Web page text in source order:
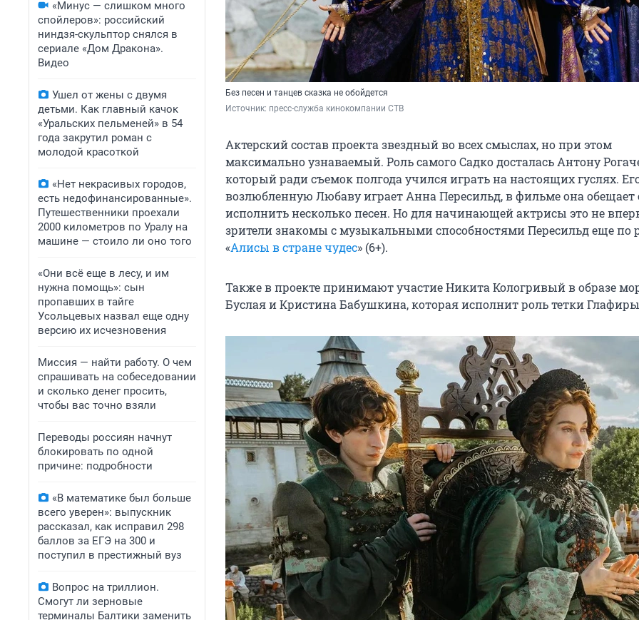
«Минус — слишком много
спойлеров»: российский
ниндзя-скульптор снялся в
сериале «Дом Дракона».
Видео
Ушел от жены с двумя
детьми. Как главный качок
«Уральских пельменей» в 54
года закрутил роман с
молодой красоткой
«Нет некрасивых городов,
есть недофинансированные».
Путешественники проехали
2000 километров по Уралу на
машине — стоило ли оно того
«Они всё еще в лесу, и им
нужна помощь»: сын
пропавших в тайге
Усольцевых назвал еще одну
версию их исчезновения
Миссия — найти работу. О чем
спрашивать на собеседовании
и сколько денег просить,
чтобы вас точно взяли
Переводы россиян начнут
блокировать по одной
причине: подробности
«В математике был больше
всего уверен»: выпускник
рассказал, как исправил 298
баллов за ЕГЭ на 300 и
поступил в престижный вуз
Вопрос на триллион.
Смогут ли зерновые
терминалы Балтики заменить
Без песен и танцев сказка не обойдется
Источник: пресс-служба кинокомпании СТВ
Актерский состав проекта звездный во всех смыслах, но при этом
максимально узнаваемый. Роль самого Садко досталась Антону
который ради съемок полгода учился играть на настоящих гуслях.
возлюбленную Любаву играет Анна Пересильд, в фильме она обещает
исполнить несколько песен. Но для начинающей актрисы это не
зрители знакомы с музыкальными способностями Пересильд еще по
«Алисы в стране чудес» (6+).
Также в проекте принимают участие Никита Кологривый в образе
Буслая и Кристина Бабушкина, которая исполнит роль тетки